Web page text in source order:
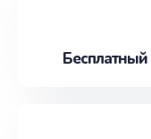
Бесплатный